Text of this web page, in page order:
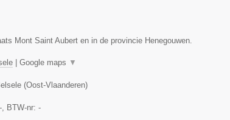
Mont Saint Aubert en in de provincie Henegouwen.
| Google maps ▼
(Oost-Vlaanderen)
-, BTW-nr: -